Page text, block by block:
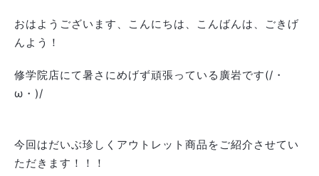
おはようございます、こんにちは、こんばんは、ごきげ
んよう！
修学院店にて暑さにめげず頑張っている廣岩です(/・
ω・)/
今回はだいぶ珍しくアウトレット商品をご紹介させてい
ただきます！！！